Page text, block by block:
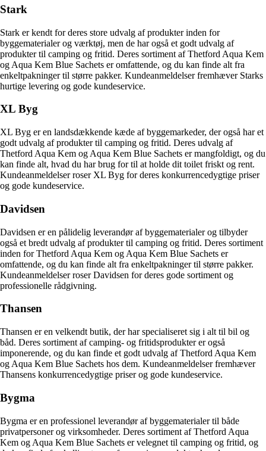
Stark
Stark er kendt for deres store udvalg af produkter inden for
byggematerialer og værktøj, men de har også et godt udvalg af
produkter til camping og fritid. Deres sortiment af Thetford Aqua Kem
og Aqua Kem Blue Sachets er omfattende, og du kan finde alt fra
enkeltpakninger til større pakker. Kundeanmeldelser fremhæver Starks
hurtige levering og gode kundeservice.
XL Byg
XL Byg er en landsdækkende kæde af byggemarkeder, der også har et
godt udvalg af produkter til camping og fritid. Deres udvalg af
Thetford Aqua Kem og Aqua Kem Blue Sachets er mangfoldigt, og du
kan finde alt, hvad du har brug for til at holde dit toilet friskt og rent.
Kundeanmeldelser roser XL Byg for deres konkurrencedygtige priser
og gode kundeservice.
Davidsen
Davidsen er en pålidelig leverandør af byggematerialer og tilbyder
også et bredt udvalg af produkter til camping og fritid. Deres sortiment
inden for Thetford Aqua Kem og Aqua Kem Blue Sachets er
omfattende, og du kan finde alt fra enkeltpakninger til større pakker.
Kundeanmeldelser roser Davidsen for deres gode sortiment og
professionelle rådgivning.
Thansen
Thansen er en velkendt butik, der har specialiseret sig i alt til bil og
båd. Deres sortiment af camping- og fritidsprodukter er også
imponerende, og du kan finde et godt udvalg af Thetford Aqua Kem
og Aqua Kem Blue Sachets hos dem. Kundeanmeldelser fremhæver
Thansens konkurrencedygtige priser og gode kundeservice.
Bygma
Bygma er en professionel leverandør af byggematerialer til både
privatpersoner og virksomheder. Deres sortiment af Thetford Aqua
Kem og Aqua Kem Blue Sachets er velegnet til camping og fritid, og